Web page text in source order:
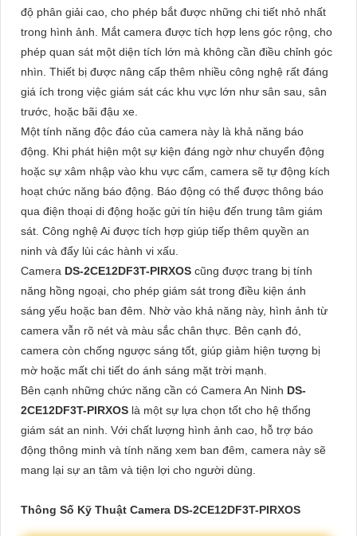
độ phân giải cao, cho phép bắt được những chi tiết nhỏ nhất
trong hình ảnh. Mắt camera được tích hợp lens góc rộng, cho
phép quan sát một diện tích lớn mà không cần điều chỉnh góc
nhìn. Thiết bị được nâng cấp thêm nhiều công nghệ rất đáng
giá ích trong việc giám sát các khu vực lớn như sân sau, sân
trước, hoặc bãi đậu xe.
Một tính năng độc đáo của camera này là khả năng báo
động. Khi phát hiện một sự kiện đáng ngờ như chuyển động
hoặc sự xâm nhập vào khu vực cấm, camera sẽ tự động kích
hoạt chức năng báo động. Báo động có thể được thông báo
qua điện thoại di động hoặc gửi tín hiệu đến trung tâm giám
sát. Công nghệ Ai được tích hợp giúp tiếp thêm quyền an
ninh và đẩy lùi các hành vi xấu.
Camera DS-2CE12DF3T-PIRXOS cũng được trang bị tính
năng hồng ngoại, cho phép giám sát trong điều kiện ánh
sáng yếu hoặc ban đêm. Nhờ vào khả năng này, hình ảnh từ
camera vẫn rõ nét và màu sắc chân thực. Bên cạnh đó,
camera còn chống ngược sáng tốt, giúp giảm hiện tượng bị
mờ hoặc mất chi tiết do ánh sáng mặt trời mạnh.
Bên cạnh những chức năng cần có Camera An Ninh DS-
2CE12DF3T-PIRXOS là một sự lựa chọn tốt cho hệ thống
giám sát an ninh. Với chất lượng hình ảnh cao, hỗ trợ báo
động thông minh và tính năng xem ban đêm, camera này sẽ
mang lại sự an tâm và tiện lợi cho người dùng.
Thông Số Kỹ Thuật Camera DS-2CE12DF3T-PIRXOS